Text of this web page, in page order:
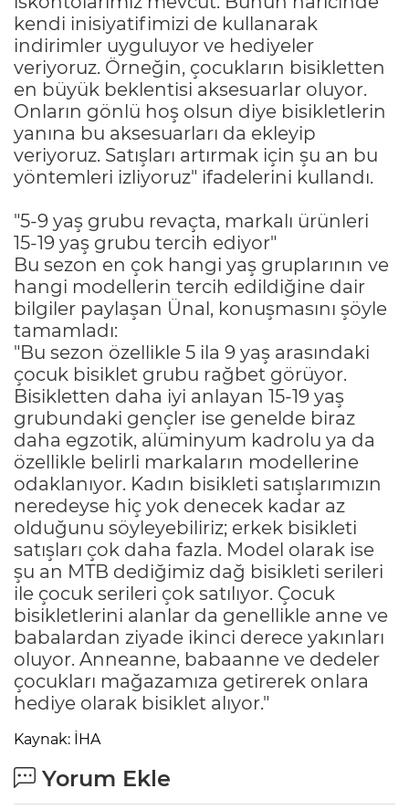
kendi inisiyatifimizi de kullanarak
indirimler uyguluyor ve hediyeler
veriyoruz. Örneğin, çocukların bisikletten
en büyük beklentisi aksesuarlar oluyor.
Onların gönlü hoş olsun diye bisikletlerin
yanına bu aksesuarları da ekleyip
veriyoruz. Satışları artırmak için şu an bu
yöntemleri izliyoruz" ifadelerini kullandı.
"5-9 yaş grubu revaçta, markalı ürünleri
15-19 yaş grubu tercih ediyor"
Bu sezon en çok hangi yaş gruplarının ve
hangi modellerin tercih edildiğine dair
bilgiler paylaşan Ünal, konuşmasını şöyle
tamamladı:
"Bu sezon özellikle 5 ila 9 yaş arasındaki
çocuk bisiklet grubu rağbet görüyor.
Bisikletten daha iyi anlayan 15-19 yaş
grubundaki gençler ise genelde biraz
daha egzotik, alüminyum kadrolu ya da
özellikle belirli markaların modellerine
odaklanıyor. Kadın bisikleti satışlarımızın
neredeyse hiç yok denecek kadar az
olduğunu söyleyebiliriz; erkek bisikleti
satışları çok daha fazla. Model olarak ise
şu an MTB dediğimiz dağ bisikleti serileri
ile çocuk serileri çok satılıyor. Çocuk
bisikletlerini alanlar da genellikle anne ve
babalardan ziyade ikinci derece yakınları
oluyor. Anneanne, babaanne ve dedeler
çocukları mağazamıza getirerek onlara
hediye olarak bisiklet alıyor."
Kaynak: İHA
Yorum Ekle